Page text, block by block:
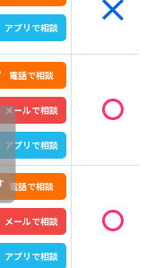
外な入り口」
境づくり
ありました
と通さない
アプリで相談
電話で相談
メールで相談
アプリで相談
電話で相談
メールで相談
アプリで相談